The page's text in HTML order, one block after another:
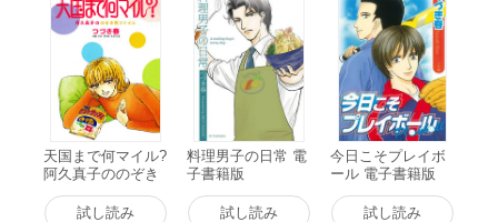
天国まで何マイル?
阿久真子ののぞき
見ファイル 電子書
籍版
試し読み
料理男子の日常 電
子書籍版
試し読み
今日こそプレイボ
ール 電子書籍版
試し読み